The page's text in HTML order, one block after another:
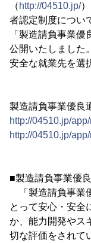
（ http://04510.jp/
者認定制度につい
「製造請負事業
公開いたしました
安全な就業先を選
製造請負事業優
http://04510.jp/
http://04510.jp/
■製造請負事業優
「製造請負事業
とって安心・安全
か、能力開発やス
切な評価をされて